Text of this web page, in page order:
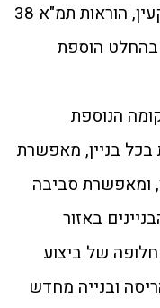
הוראות התכניות החלות על המקרקעין, הוראות תמ"א 38
בהחלט הוספת
הנוספת
בניין, מאפשרת
ומאפשרת סביבה
באזור
של ביצוע
כי הריסה ובנייה מחדש